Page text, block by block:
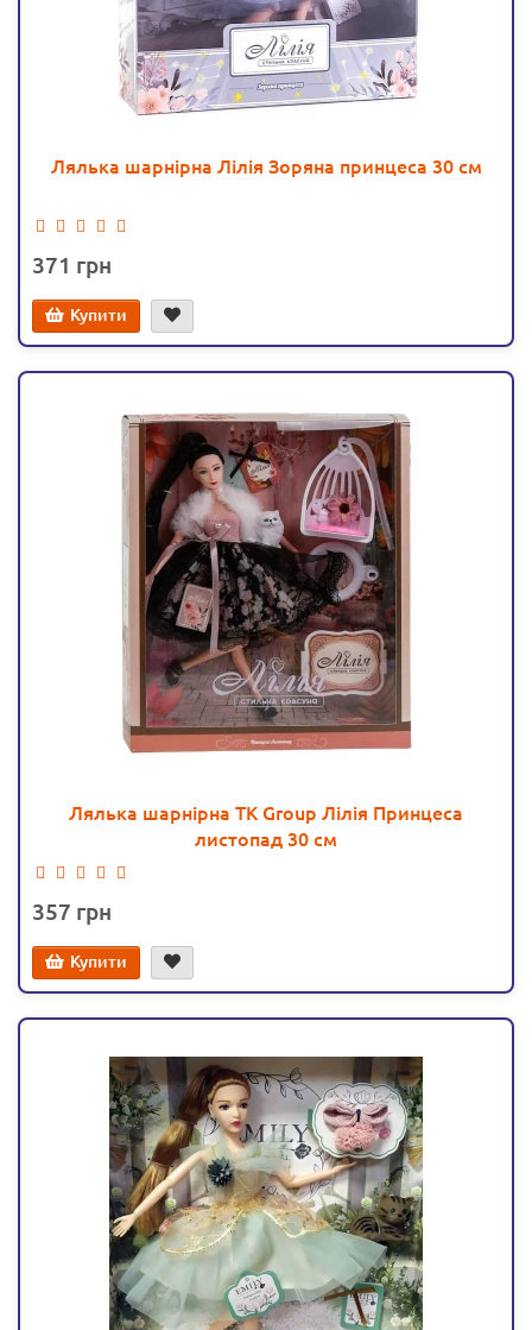
Лялька шарнірна Лілія Зоряна принцеса 30 см
371
Купити
Лялька шарнірна TK Group Лілія Принцеса
листопад 30 см
357
Купити